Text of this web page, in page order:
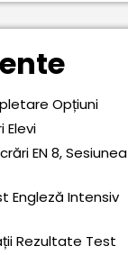
Opțiuni
Elevi
EN 8, Sesiunea
Engleză Intensiv
Rezultate Test